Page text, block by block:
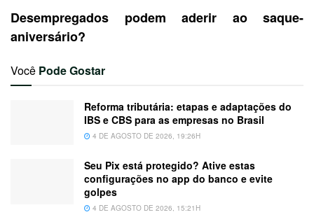
Desempregados podem aderir ao saque-
aniversário?
Você Pode Gostar
Reforma tributária: etapas e adaptações do
IBS e CBS para as empresas no Brasil
4 DE AGOSTO DE 2026, 19:26H
Seu Pix está protegido? Ative estas
configurações no app do banco e evite
golpes
4 DE AGOSTO DE 2026, 15:21H